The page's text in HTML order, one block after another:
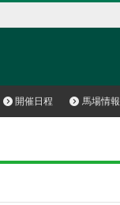
開催日程 馬場情報